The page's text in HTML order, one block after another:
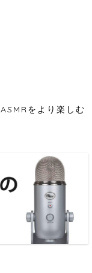
ASMRをより楽しむ